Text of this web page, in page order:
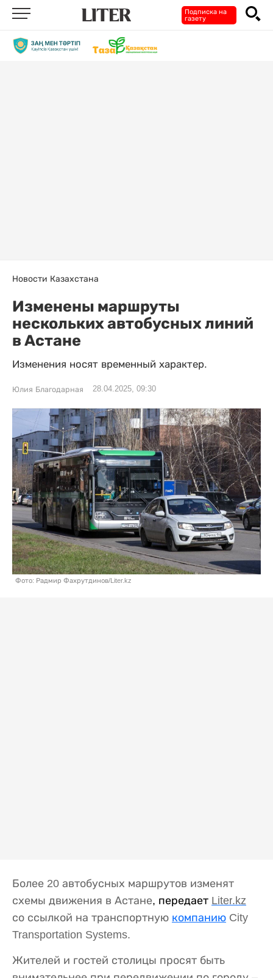
Подписка на
газету
Новости Казахстана
Изменены маршруты
нескольких автобусных линий
в Астане
Изменения носят временный характер.
Юлия Благодарная 28.04.2025, 09:30
Фото: Радмир Фахрутдинов/Liter.kz
Более 20 автобусных маршрутов изменят
схемы движения в Астане, передает Liter.kz
со ссылкой на транспортную компанию City
Transportation Systems.
Жителей и гостей столицы просят быть